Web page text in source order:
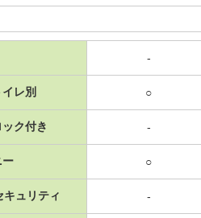
-
レ別 ○
ク付き -
ー ○
キュリティ -